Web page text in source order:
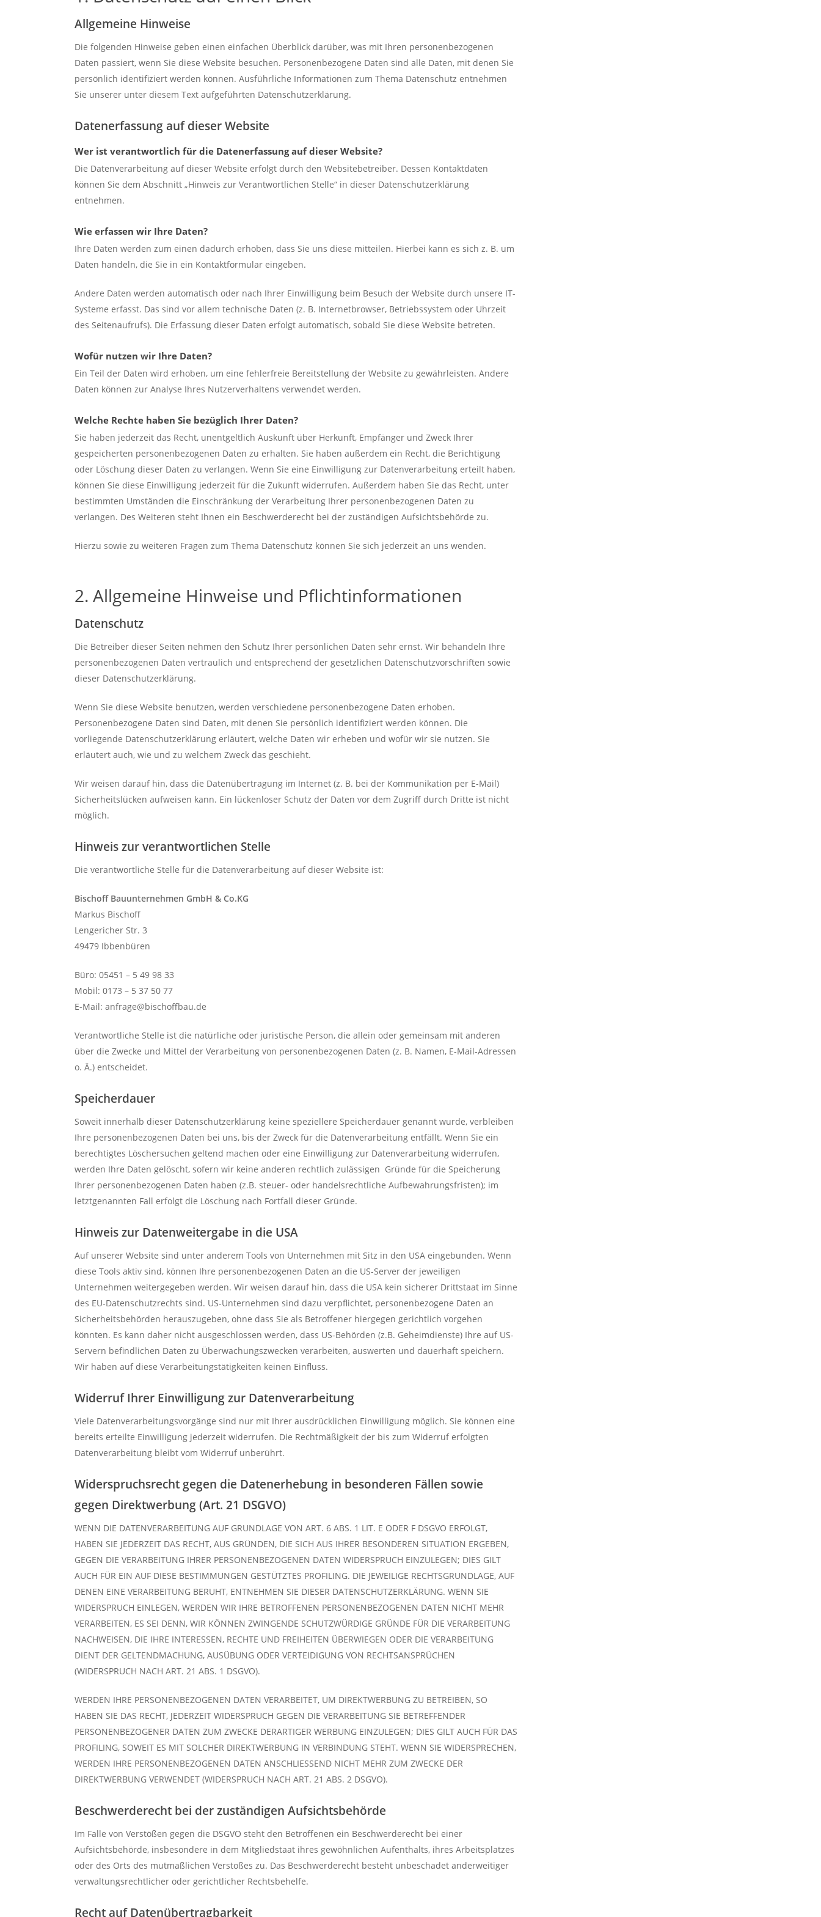
Allgemeine Hinweise
Die folgenden Hinweise geben einen einfachen Überblick darüber, was mit Ihren personenbezogenen
Daten passiert, wenn Sie diese Website besuchen. Personenbezogene Daten sind alle Daten, mit denen Sie
persönlich identifiziert werden können. Ausführliche Informationen zum Thema Datenschutz entnehmen
Sie unserer unter diesem Text aufgeführten Datenschutzerklärung.
Datenerfassung auf dieser Website
Wer ist verantwortlich für die Datenerfassung auf dieser Website?
Die Datenverarbeitung auf dieser Website erfolgt durch den Websitebetreiber. Dessen Kontaktdaten
können Sie dem Abschnitt „Hinweis zur Verantwortlichen Stelle“ in dieser Datenschutzerklärung
entnehmen.
Wie erfassen wir Ihre Daten?
Ihre Daten werden zum einen dadurch erhoben, dass Sie uns diese mitteilen. Hierbei kann es sich z. B. um
Daten handeln, die Sie in ein Kontaktformular eingeben.
Andere Daten werden automatisch oder nach Ihrer Einwilligung beim Besuch der Website durch unsere IT-
Systeme erfasst. Das sind vor allem technische Daten (z. B. Internetbrowser, Betriebssystem oder Uhrzeit
des Seitenaufrufs). Die Erfassung dieser Daten erfolgt automatisch, sobald Sie diese Website betreten.
Wofür nutzen wir Ihre Daten?
Ein Teil der Daten wird erhoben, um eine fehlerfreie Bereitstellung der Website zu gewährleisten. Andere
Daten können zur Analyse Ihres Nutzerverhaltens verwendet werden.
Welche Rechte haben Sie bezüglich Ihrer Daten?
Sie haben jederzeit das Recht, unentgeltlich Auskunft über Herkunft, Empfänger und Zweck Ihrer
gespeicherten personenbezogenen Daten zu erhalten. Sie haben außerdem ein Recht, die Berichtigung
oder Löschung dieser Daten zu verlangen. Wenn Sie eine Einwilligung zur Datenverarbeitung erteilt haben,
können Sie diese Einwilligung jederzeit für die Zukunft widerrufen. Außerdem haben Sie das Recht, unter
bestimmten Umständen die Einschränkung der Verarbeitung Ihrer personenbezogenen Daten zu
verlangen. Des Weiteren steht Ihnen ein Beschwerderecht bei der zuständigen Aufsichtsbehörde zu.
Hierzu sowie zu weiteren Fragen zum Thema Datenschutz können Sie sich jederzeit an uns wenden.
2. Allgemeine Hinweise und Pflicht­informationen
Datenschutz
Die Betreiber dieser Seiten nehmen den Schutz Ihrer persönlichen Daten sehr ernst. Wir behandeln Ihre
personenbezogenen Daten vertraulich und entsprechend der gesetzlichen Datenschutzvorschriften sowie
dieser Datenschutzerklärung.
Wenn Sie diese Website benutzen, werden verschiedene personenbezogene Daten erhoben.
Personenbezogene Daten sind Daten, mit denen Sie persönlich identifiziert werden können. Die
vorliegende Datenschutzerklärung erläutert, welche Daten wir erheben und wofür wir sie nutzen. Sie
erläutert auch, wie und zu welchem Zweck das geschieht.
Wir weisen darauf hin, dass die Datenübertragung im Internet (z. B. bei der Kommunikation per E-Mail)
Sicherheitslücken aufweisen kann. Ein lückenloser Schutz der Daten vor dem Zugriff durch Dritte ist nicht
möglich.
Hinweis zur verantwortlichen Stelle
Die verantwortliche Stelle für die Datenverarbeitung auf dieser Website ist:
Bischoff Bauunternehmen GmbH & Co.KG
Markus Bischoff
Lengericher Str. 3
49479 Ibbenbüren
Büro: 05451 – 5 49 98 33
Mobil: 0173 – 5 37 50 77
E-Mail: anfrage@bischoffbau.de
Verantwortliche Stelle ist die natürliche oder juristische Person, die allein oder gemeinsam mit anderen
über die Zwecke und Mittel der Verarbeitung von personenbezogenen Daten (z. B. Namen, E-Mail-Adressen
o. Ä.) entscheidet.
Speicherdauer
Soweit innerhalb dieser Datenschutzerklärung keine speziellere Speicherdauer genannt wurde, verbleiben
Ihre personenbezogenen Daten bei uns, bis der Zweck für die Datenverarbeitung entfällt. Wenn Sie ein
berechtigtes Löschersuchen geltend machen oder eine Einwilligung zur Datenverarbeitung widerrufen,
werden Ihre Daten gelöscht, sofern wir keine anderen rechtlich zulässigen Gründe für die Speicherung
Ihrer personenbezogenen Daten haben (z.B. steuer- oder handelsrechtliche Aufbewahrungsfristen); im
letztgenannten Fall erfolgt die Löschung nach Fortfall dieser Gründe.
Hinweis zur Datenweitergabe in die USA
Auf unserer Website sind unter anderem Tools von Unternehmen mit Sitz in den USA eingebunden. Wenn
diese Tools aktiv sind, können Ihre personenbezogenen Daten an die US-Server der jeweiligen
Unternehmen weitergegeben werden. Wir weisen darauf hin, dass die USA kein sicherer Drittstaat im Sinne
des EU-Datenschutzrechts sind. US-Unternehmen sind dazu verpflichtet, personenbezogene Daten an
Sicherheitsbehörden herauszugeben, ohne dass Sie als Betroffener hiergegen gerichtlich vorgehen
könnten. Es kann daher nicht ausgeschlossen werden, dass US-Behörden (z.B. Geheimdienste) Ihre auf US-
Servern befindlichen Daten zu Überwachungszwecken verarbeiten, auswerten und dauerhaft speichern.
Wir haben auf diese Verarbeitungstätigkeiten keinen Einfluss.
Widerruf Ihrer Einwilligung zur Datenverarbeitung
Viele Datenverarbeitungsvorgänge sind nur mit Ihrer ausdrücklichen Einwilligung möglich. Sie können eine
bereits erteilte Einwilligung jederzeit widerrufen. Die Rechtmäßigkeit der bis zum Widerruf erfolgten
Datenverarbeitung bleibt vom Widerruf unberührt.
Widerspruchsrecht gegen die Datenerhebung in besonderen Fällen sowie
gegen Direktwerbung (Art. 21 DSGVO)
WENN DIE DATENVERARBEITUNG AUF GRUNDLAGE VON ART. 6 ABS. 1 LIT. E ODER F DSGVO ERFOLGT,
HABEN SIE JEDERZEIT DAS RECHT, AUS GRÜNDEN, DIE SICH AUS IHRER BESONDEREN SITUATION ERGEBEN,
GEGEN DIE VERARBEITUNG IHRER PERSONENBEZOGENEN DATEN WIDERSPRUCH EINZULEGEN; DIES GILT
AUCH FÜR EIN AUF DIESE BESTIMMUNGEN GESTÜTZTES PROFILING. DIE JEWEILIGE RECHTSGRUNDLAGE, AUF
DENEN EINE VERARBEITUNG BERUHT, ENTNEHMEN SIE DIESER DATENSCHUTZERKLÄRUNG. WENN SIE
WIDERSPRUCH EINLEGEN, WERDEN WIR IHRE BETROFFENEN PERSONENBEZOGENEN DATEN NICHT MEHR
VERARBEITEN, ES SEI DENN, WIR KÖNNEN ZWINGENDE SCHUTZWÜRDIGE GRÜNDE FÜR DIE VERARBEITUNG
NACHWEISEN, DIE IHRE INTERESSEN, RECHTE UND FREIHEITEN ÜBERWIEGEN ODER DIE VERARBEITUNG
DIENT DER GELTENDMACHUNG, AUSÜBUNG ODER VERTEIDIGUNG VON RECHTSANSPRÜCHEN
(WIDERSPRUCH NACH ART. 21 ABS. 1 DSGVO).
WERDEN IHRE PERSONENBEZOGENEN DATEN VERARBEITET, UM DIREKTWERBUNG ZU BETREIBEN, SO
HABEN SIE DAS RECHT, JEDERZEIT WIDERSPRUCH GEGEN DIE VERARBEITUNG SIE BETREFFENDER
PERSONENBEZOGENER DATEN ZUM ZWECKE DERARTIGER WERBUNG EINZULEGEN; DIES GILT AUCH FÜR DAS
PROFILING, SOWEIT ES MIT SOLCHER DIREKTWERBUNG IN VERBINDUNG STEHT. WENN SIE WIDERSPRECHEN,
WERDEN IHRE PERSONENBEZOGENEN DATEN ANSCHLIESSEND NICHT MEHR ZUM ZWECKE DER
DIREKTWERBUNG VERWENDET (WIDERSPRUCH NACH ART. 21 ABS. 2 DSGVO).
Beschwerde­recht bei der zuständigen Aufsichts­behörde
Im Falle von Verstößen gegen die DSGVO steht den Betroffenen ein Beschwerderecht bei einer
Aufsichtsbehörde, insbesondere in dem Mitgliedstaat ihres gewöhnlichen Aufenthalts, ihres Arbeitsplatzes
oder des Orts des mutmaßlichen Verstoßes zu. Das Beschwerderecht besteht unbeschadet anderweitiger
verwaltungsrechtlicher oder gerichtlicher Rechtsbehelfe.
Recht auf Daten­übertrag­barkeit